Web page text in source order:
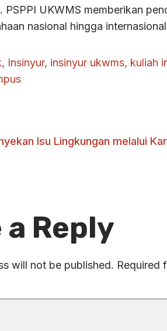
PSPPI UKWMS memberikan
nasional hingga
, Insinyur, insinyur ukwms, kuliah
a Reply
will not be published. Required